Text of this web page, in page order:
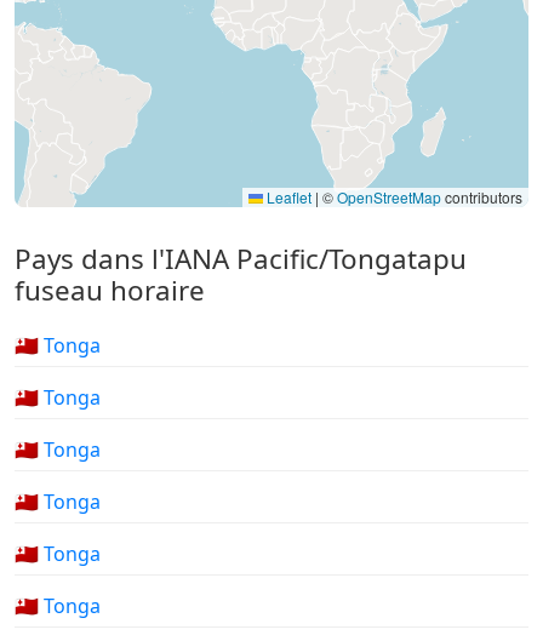
Leaflet | ©OpenStreetMapcontributors
Pays dans l'IANA Pacific/Tongatapu
fuseau horaire
🇹🇴 Tonga
🇹🇴 Tonga
🇹🇴 Tonga
🇹🇴 Tonga
🇹🇴 Tonga
🇹🇴 Tonga